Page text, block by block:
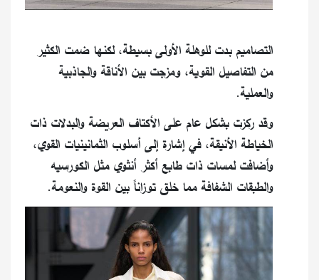
التصاميم بدت للوهلة الأولى بسيطة، لكنها ضمت الكثير
من التفاصيل القوية، ومزجت بين الأناقة والجاذبية
والعملية.
وقد ركزت بشكل عام على الأكتاف العريضة والبدلات ذات
الخياطة الأنيقة، في إشارة إلى أسلوب الثمانينيات القوي،
وأضافت لمسات ذات طابع أكثر أنثوي مثل الكورسيه
والطبقات الشفافة مما خلق توزاناً بين القوة والنعومة.